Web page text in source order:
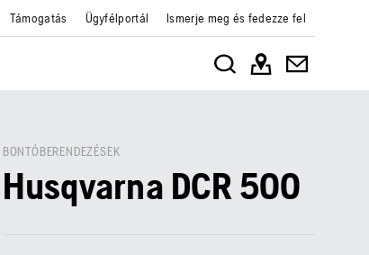
Támogatás Ügyfélportál Ismerje meg és fedezze fel
BONTÓBERENDEZÉSEK
Husqvarna DCR 500